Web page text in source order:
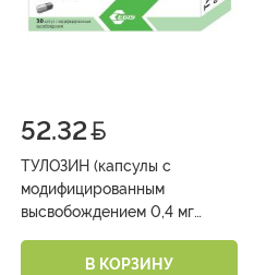
52.32
ТУЛОЗИН (капсулы с
модифицированным
высвобождением 0,4 мг
В КОРЗИНУ